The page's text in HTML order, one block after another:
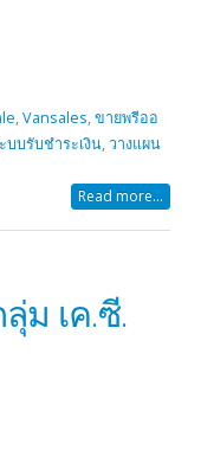
,Vansales,ขายพรีออ
บบรับชำระเงิน,วางแผน
Read more...
ม เค.ซี.